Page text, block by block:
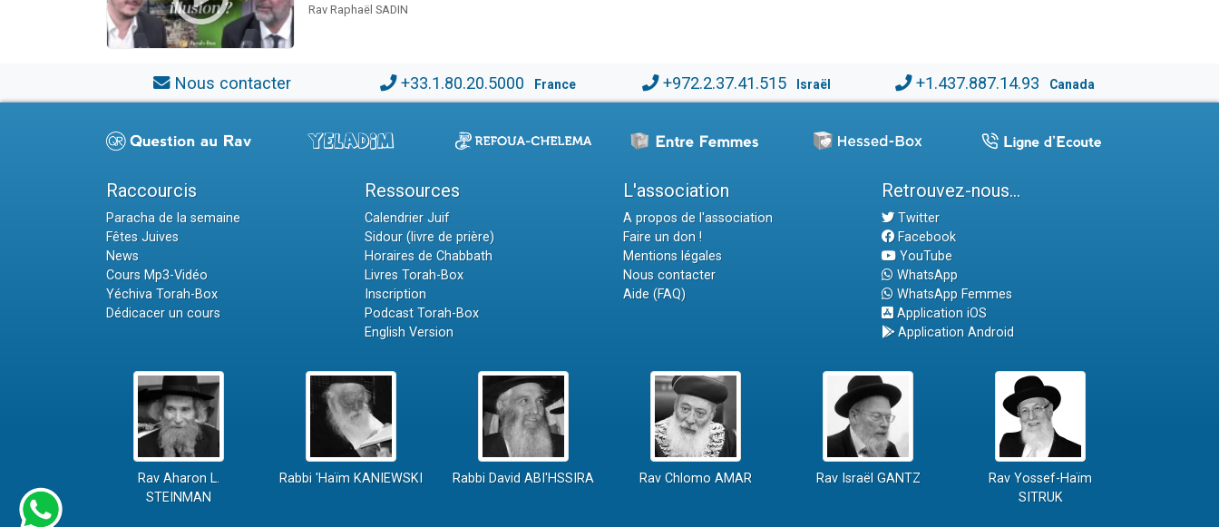
Rav Raphaël SADIN
Nous contacter +33.1.80.20.5000 France +972.2.37.41.515 Israël +1.437.887.14.93 Canada
Raccourcis
Paracha de la semaine
Fêtes Juives
News
Cours Mp3-Vidéo
Yéchiva Torah-Box
Dédicacer un cours
Ressources
Calendrier Juif
Sidour (livre de prière)
Horaires de Chabbath
Livres Torah-Box
Inscription
Podcast Torah-Box
English Version
L'association
A propos de l'association
Faire un don !
Mentions légales
Nous contacter
Aide (FAQ)
Retrouvez-nous...
Twitter
Facebook
YouTube
WhatsApp
WhatsApp Femmes
Application iOS
Application Android
Rav Aharon L.
STEINMAN
Rabbi 'Haïm KANIEWSKI Rabbi David ABI'HSSIRA Rav Chlomo AMAR Rav Israël GANTZ
Rav Yossef-Haïm
SITRUK